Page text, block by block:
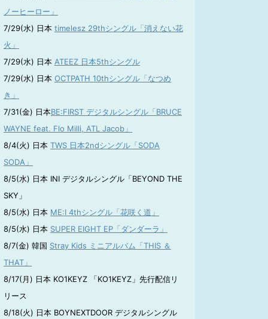
ノーヒーロー」
7/29(水) 日本 timelesz 29thシングル「消えない花
火」
7/29(水) 日本 ATEEZ 日本5thシングル
7/29(水) 日本 OCTPATH 10thシングル「なつめ
き」
7/31(金) 日本BE:FIRST デジタルシングル「BRUCE
WAYNE feat. Flo Milli, ATL Jacob」
8/4(火) 日本 TWS 日本2ndシングル「SODA
SODA」
8/5(水) 日本 INI デジタルシングル「BEYOND THE
SKY」
8/5(水) 日本 ME:I 4thシングル「花咲く道」
8/5(水) 日本 SUPER EIGHT EP「ダンダーラ」
8/7(金) 韓国 Stray Kids ミニアルバム「THIS ＆
THAT」
8/17(月) 日本 KO1KEYZ 「KO1KEYZ」先行配信リ
リース
8/18(火) 日本 BOYNEXTDOOR デジタルシングル